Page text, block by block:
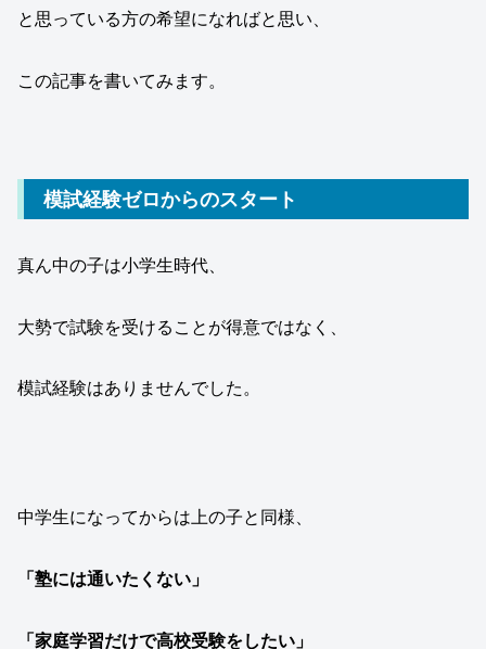
と思っている方の希望になればと思い、
この記事を書いてみます。
模試経験ゼロからのスタート
真ん中の子は小学生時代、
大勢で試験を受けることが得意ではなく、
模試経験はありませんでした。
中学生になってからは上の子と同様、
「塾には通いたくない」
「家庭学習だけで高校受験をしたい」